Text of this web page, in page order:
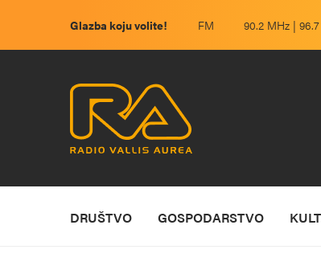
Glazba koju volite! FM 90.2 MHz |
DRUŠTVO GOSPODARSTVO